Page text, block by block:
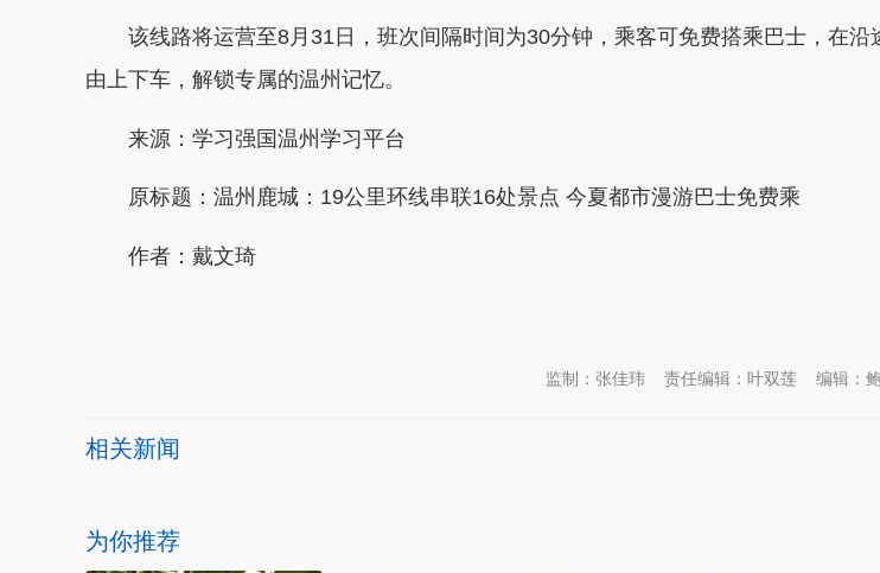
该线路将运营至8月31日，班次间隔时间为30分钟，乘客可免费搭乘巴士，在沿
由上下车，解锁专属的温州记忆。
来源：学习强国温州学习平台
原标题：温州鹿城：19公里环线串联16处景点 今夏都市漫游巴士免费乘
作者：戴文琦
编辑：
责任编辑：叶双莲
监制：张佳玮
相关新闻
为你推荐